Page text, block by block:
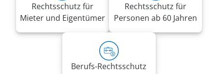
Rechtsschutz für
Mieter und Eigentümer
Rechtsschutz für
Personen ab 60 Jahren
Berufs-Rechtsschutz